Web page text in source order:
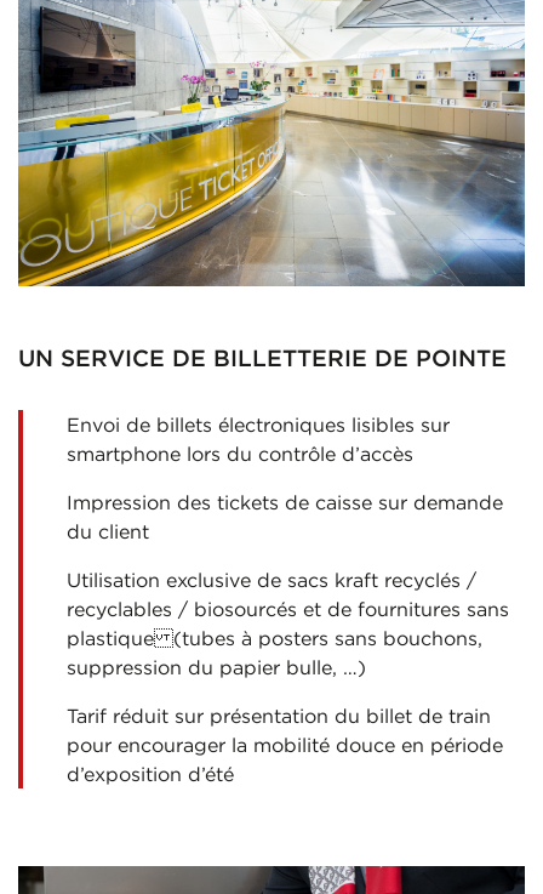
UN SERVICE DE BILLETTERIE DE POINTE
Envoi de billets électroniques lisibles sur
smartphone lors du contrôle d’accès
Impression des tickets de caisse sur demande
du client
Utilisation exclusive de sacs kraft recyclés /
recyclables / biosourcés et de fournitures sans
plastique (tubes à posters sans bouchons,
suppression du papier bulle, …)
Tarif réduit sur présentation du billet de train
pour encourager la mobilité douce en période
d’exposition d’été